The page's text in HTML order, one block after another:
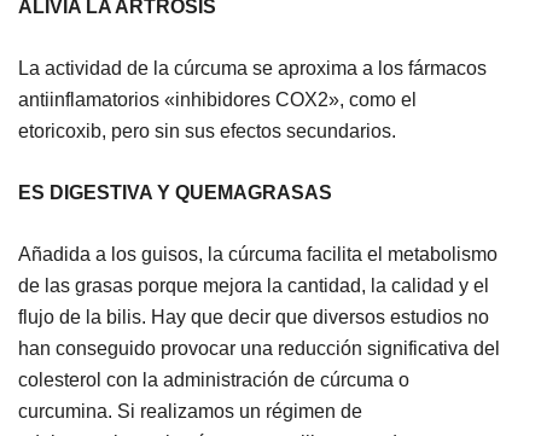
ALIVIA LA ARTROSIS
La actividad de la cúrcuma se aproxima a los fármacos
antiinflamatorios «inhibidores COX2», como el
etoricoxib, pero sin sus efectos secundarios.
ES DIGESTIVA Y QUEMAGRASAS
Añadida a los guisos, la cúrcuma facilita el metabolismo
de las grasas porque mejora la cantidad, la calidad y el
flujo de la bilis. Hay que decir que diversos estudios no
han conseguido provocar una reducción significativa del
colesterol con la administración de cúrcuma o
curcumina. Si realizamos un régimen de